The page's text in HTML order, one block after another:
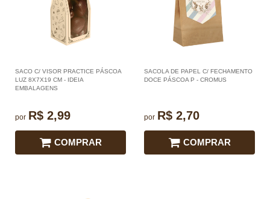
SACO C/ VISOR PRACTICE PÁSCOA
LUZ 8X7X19 CM - IDEIA
EMBALAGENS
por R$ 2,99
COMPRAR
SACOLA DE PAPEL C/ FECHAMENTO
DOCE PÁSCOA P - CROMUS
por R$ 2,70
COMPRAR